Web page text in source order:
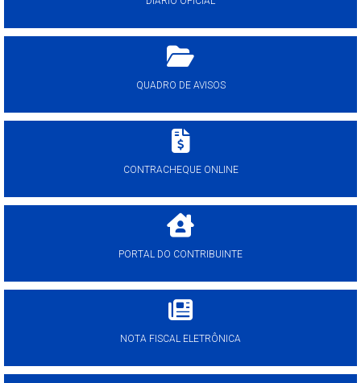
QUADRO DE AVISOS
CONTRACHEQUE ONLINE
PORTAL DO CONTRIBUINTE
NOTA FISCAL ELETRÔNICA